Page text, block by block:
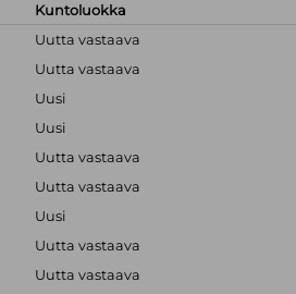
Kuntoluokka
Uutta vastaava
Uutta vastaava
Uusi
Uusi
Uutta vastaava
Uutta vastaava
Uusi
Uutta vastaava
Uutta vastaava